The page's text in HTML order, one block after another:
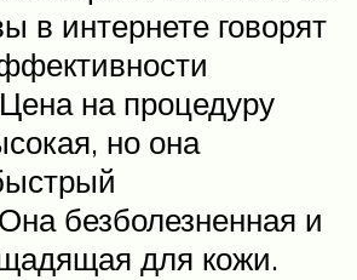
в интернете говорят
на процедуру
но она
безболезненная и
для кожи.